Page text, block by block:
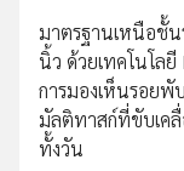
มาตรฐานเหนือชั้
นิ้ว ด้วยเทคโนโลยี
การมองเห็นรอยพั
มัลติทาสก์ที่ขับเค
ทั้งวัน